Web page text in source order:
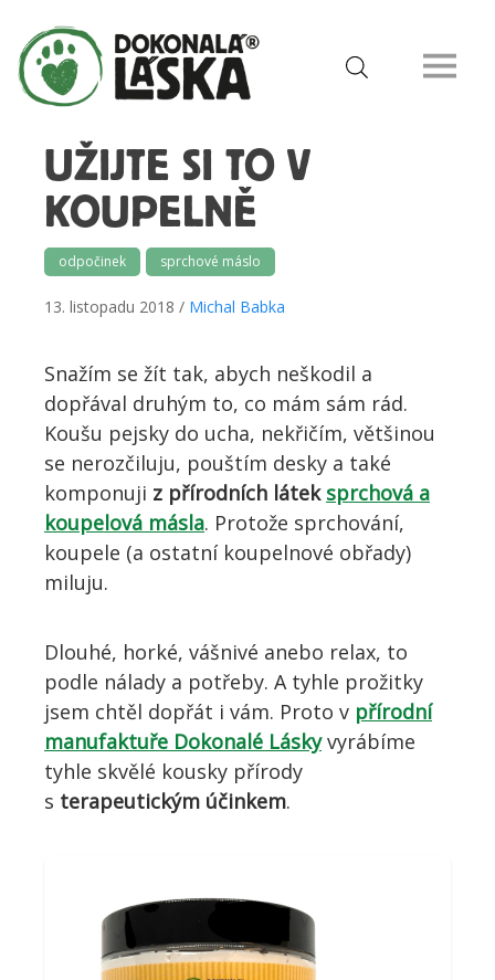
UŽIJTE SI TO V
KOUPELNĚ
odpočinek sprchové máslo
13. listopadu 2018 / Michal Babka
Snažím se žít tak, abych neškodil a
dopřával druhým to, co mám sám rád.
Koušu pejsky do ucha, nekřičím, většinou
se nerozčiluju, pouštím desky a také
komponuji z přírodních látek sprchová a
koupelová másla. Protože sprchování,
koupele (a ostatní koupelnové obřady)
miluju.
Dlouhé, horké, vášnivé anebo relax, to
podle nálady a potřeby. A tyhle prožitky
jsem chtěl dopřát i vám. Proto v přírodní
manufaktuře Dokonalé Láskyvyrábíme
tyhle skvělé kousky přírody
s terapeutickým účinkem.